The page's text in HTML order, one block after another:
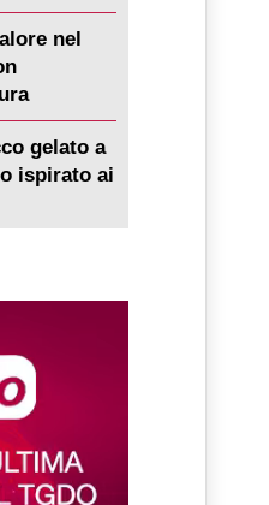
nel
gelato a
ispirato ai